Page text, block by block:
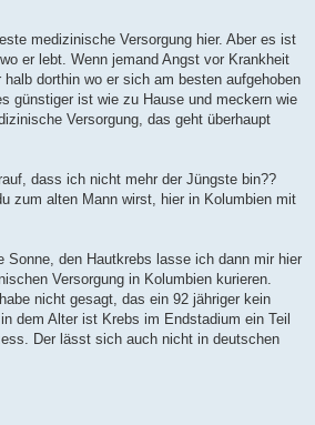
medizinische Versorgung hier. Aber es ist
er lebt. Wenn jemand Angst vor Krankheit
dorthin wo er sich am besten aufgehoben
günstiger ist wie zu Hause und meckern wie
Versorgung, das geht überhaupt
dass ich nicht mehr der Jüngste bin??
zum alten Mann wirst, hier in Kolumbien mit
Sonne, den Hautkrebs lasse ich dann mir hier
Versorgung in Kolumbien kurieren.
nicht gesagt, das ein 92 jähriger kein
dem Alter ist Krebs im Endstadium ein Teil
Der lässt sich auch nicht in deutschen